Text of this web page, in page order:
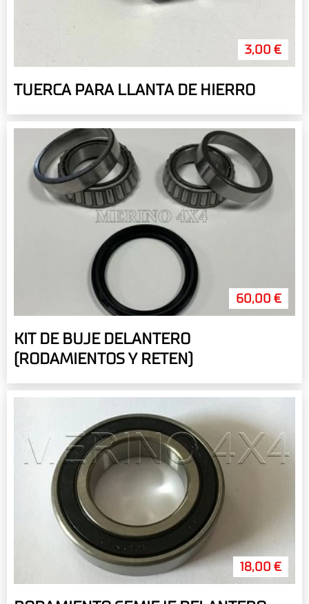
3,00 €
TUERCA PARA LLANTA DE HIERRO
60,00 €
KIT DE BUJE DELANTERO
(RODAMIENTOS Y RETEN)
18,00 €